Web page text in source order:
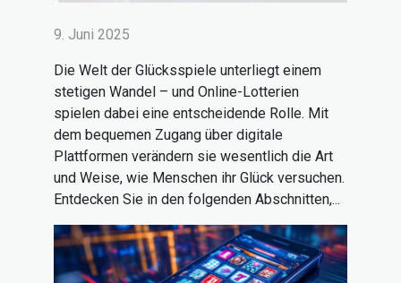
9. Juni 2025
Die Welt der Glücksspiele unterliegt einem
stetigen Wandel – und Online-Lotterien
spielen dabei eine entscheidende Rolle. Mit
dem bequemen Zugang über digitale
Plattformen verändern sie wesentlich die Art
und Weise, wie Menschen ihr Glück versuchen.
Entdecken Sie in den folgenden Abschnitten,...